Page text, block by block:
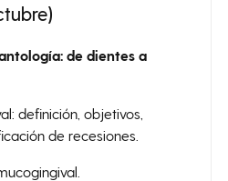
de dientes a
definición, objetivos,
de recesiones.